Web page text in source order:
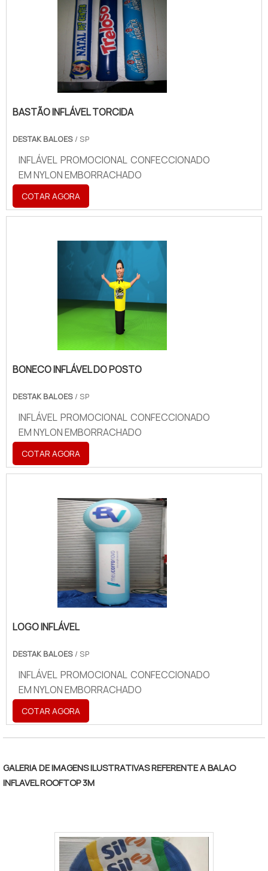
outros materiais, como outdoors ou
BASTÃO INFLÁVEL TORCIDA
DESTAK BALOES / SP
INFLÁVEL PROMOCIONAL CONFECCIONADO
EM NYLON EMBORRACHADO
COTAR AGORA
BONECO INFLÁVEL DO POSTO
DESTAK BALOES / SP
INFLÁVEL PROMOCIONAL CONFECCIONADO
EM NYLON EMBORRACHADO
COTAR AGORA
LOGO INFLÁVEL
DESTAK BALOES / SP
INFLÁVEL PROMOCIONAL CONFECCIONADO
EM NYLON EMBORRACHADO
COTAR AGORA
GALERIA DE IMAGENS ILUSTRATIVAS REFERENTE A BALAO
INFLAVEL ROOFTOP 3M